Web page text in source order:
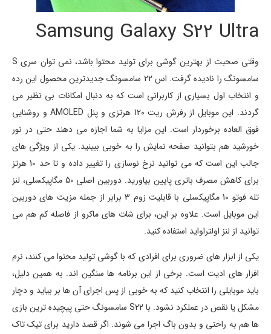
Samsung Galaxy S22 Ultra
وقتی صحبت از بهترین گوشی برای تولید محتوا باشد، نمی توان سری S
سامسونگ را نادیده گرفت. اس 22 سامسونگ جدیدترین محصول این رده
و انتخاب اول بسیاری از کاربرانی است که به دنبال امکانات بی نظیر می
گردند. این موبایل از رفرش ریت 120 هرتزی و پنل AMOLED و روشنایی
فوق العاده برخوردار است. این مزایا به شما اجازه می دهند حتی در نور
خورشید هم بتوانید صفحه نمایش را به خوبی ببینید. یکی از ویژگی های
جالب این است که می توانید نرخ نوسازی را تغییر داده و تا حد 10 هرتز
برای کاهش مصرف باتری پایین بیاورید. دوربین اصلی 50 مگاپیکسلی، لنز
تله فوتو 10 مگاپیکسلی با قابلیت زوم 3 برابر از جمله مزیت های دوربین
این موبایل است. علاوه بر این، برای شات های ماکرو از فاصله کم هم می
توانید از لنز اولتراواید استفاده کنید.
یکی از ابزار های ضروری برای افرادی که با گوشی تولید محتوا می کنند، نرم
افزار های ادیت است. برخی از این برنامه ها سنگین اند. به همین دلیل،
باید موبایلی را انتخاب کنید که به خوبی از پس اجرای آن ها بر بیاید و دچار
مشکل یا نقص در عملکرد نشود. با S22 سامسونگ حتی پیچیده ترین بازی
ها هم به راحتی و بدون باگ اجرا می شوند. اگر قصد دارید برای تیک تاک